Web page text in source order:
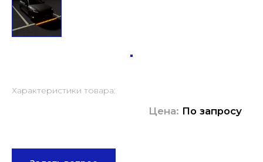
Характеристики товара:
Цена: По запросу